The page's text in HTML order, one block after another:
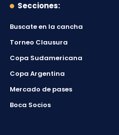
Secciones:
Buscate en la cancha
Torneo Clausura
Copa Sudamericana
Copa Argentina
Mercado de pases
Boca Socios